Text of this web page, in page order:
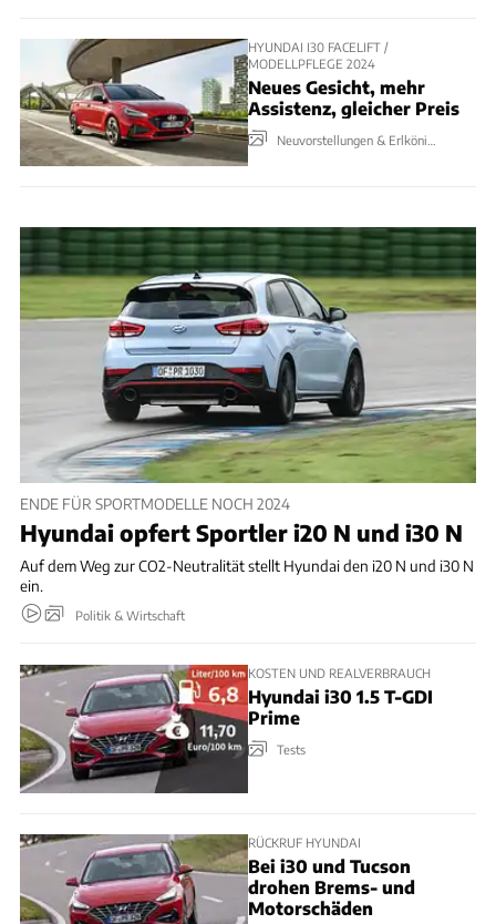
HYUNDAI I30 FACELIFT /
MODELLPFLEGE 2024
Neues Gesicht, mehr
Assistenz, gleicher Preis
Neuvorstellungen & Erlkönige
ENDE FÜR SPORTMODELLE NOCH 2024
Hyundai opfert Sportler i20 N und i30 N
Auf dem Weg zur CO2-Neutralität stellt Hyundai den i20 N und i30 N
ein.
Politik & Wirtschaft
KOSTEN UND REALVERBRAUCH
Hyundai i30 1.5 T-GDI
Prime
Tests
RÜCKRUF HYUNDAI
Bei i30 und Tucson
drohen Brems- und
Motorschäden